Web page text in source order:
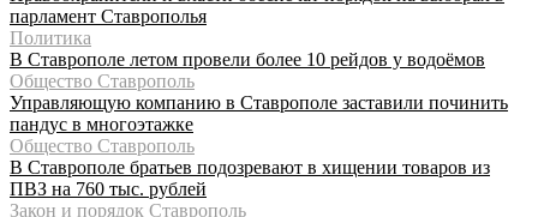
парламент Ставрополья
Политика
В Ставрополе летом провели более 10 рейдов у водоёмов
Общество Ставрополь
Управляющую компанию в Ставрополе заставили починить
пандус в многоэтажке
Общество Ставрополь
В Ставрополе братьев подозревают в хищении товаров из
ПВЗ на 760 тыс. рублей
Закон и порядок Ставрополь